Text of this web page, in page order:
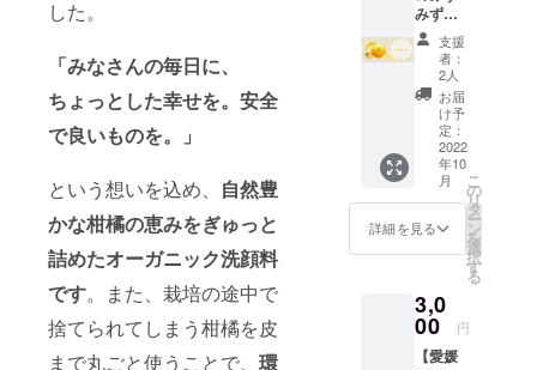
した。
「みなさんの毎日に、
ちょっとした幸せを。安全
で良いものを。」
という想いを込め、 自然豊
かな柑橘の恵みをぎゅっと
詰めたオーガニック洗顔料
です。また、栽培の途中で
捨てられてしまう柑橘を皮
まで丸ごと使うことで、 環
手書き
のお手
紙をお
届けし
ます。
※パッ
ケージ
は、ご
支援い
ただく
方に3種
類の中
ただき
ます。
（注
意）製
みずし
い”みか
ん”の香
りの洗
顔料
みかん
の生
せっけ
ん 1
個】 愛
媛県大
三島の
温州み
かん果
スを配
合した
洗顔
せっけ
支援
者：
2人
お届
け予
定：
2022
年10
月
詳細を見る
こ
の
リ
タ
ー
ン
を
選
択
す
る
3,0
00 円
【愛媛